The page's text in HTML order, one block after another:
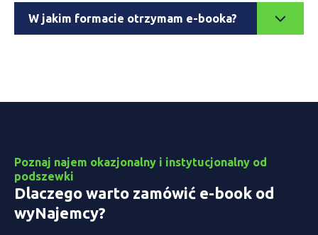
W jakim formacie otrzymam e-booka?
Poznaj najem okazjonalny i instytucjonalny od
podszewki
Dlaczego warto zamówić e-book od
wyNajemcy?